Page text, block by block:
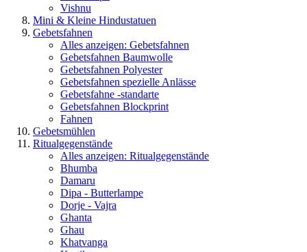
Vishnu
Mini & Kleine Hindustatuen
Gebetsfahnen
Alles anzeigen: Gebetsfahnen
Gebetsfahnen Baumwolle
Gebetsfahnen Polyester
Gebetsfahnen spezielle Anlässe
Gebetsfahne -standarte
Gebetsfahnen Blockprint
Fahnen
Gebetsmühlen
Ritualgegenstände
Alles anzeigen: Ritualgegenstände
Bhumba
Damaru
Dipa - Butterlampe
Dorje - Vajra
Ghanta
Ghau
Khatvanga